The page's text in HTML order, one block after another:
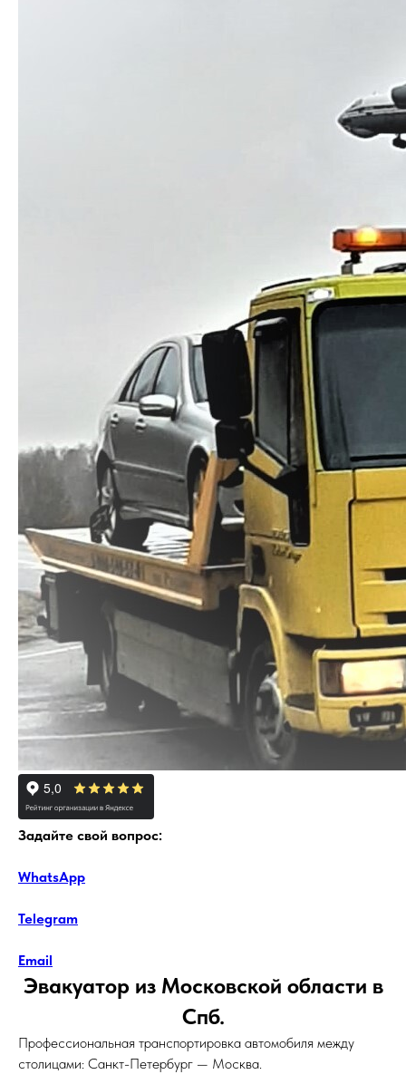
Задайте свой вопрос:
WhatsApp
Telegram
Email
Эвакуатор из Московской области в
Спб.
Профессиональная транспортировка автомобиля между
столицами: Санкт-Петербург — Москва.